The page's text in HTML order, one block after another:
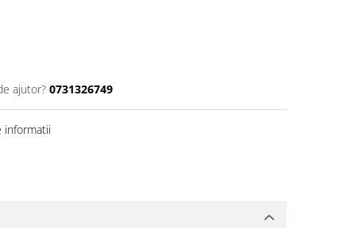
ajutor? 0731326749
informatii